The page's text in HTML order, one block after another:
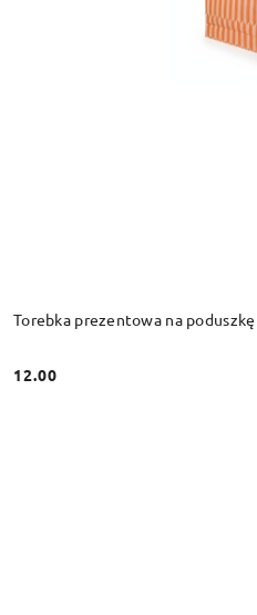
Torebka prezentowa na poduszkę
Cena:
12.00